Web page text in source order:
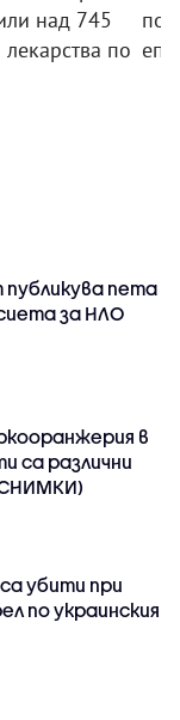
над 745
по
пета
за НЛО
в
са различни
убити при
по украинския